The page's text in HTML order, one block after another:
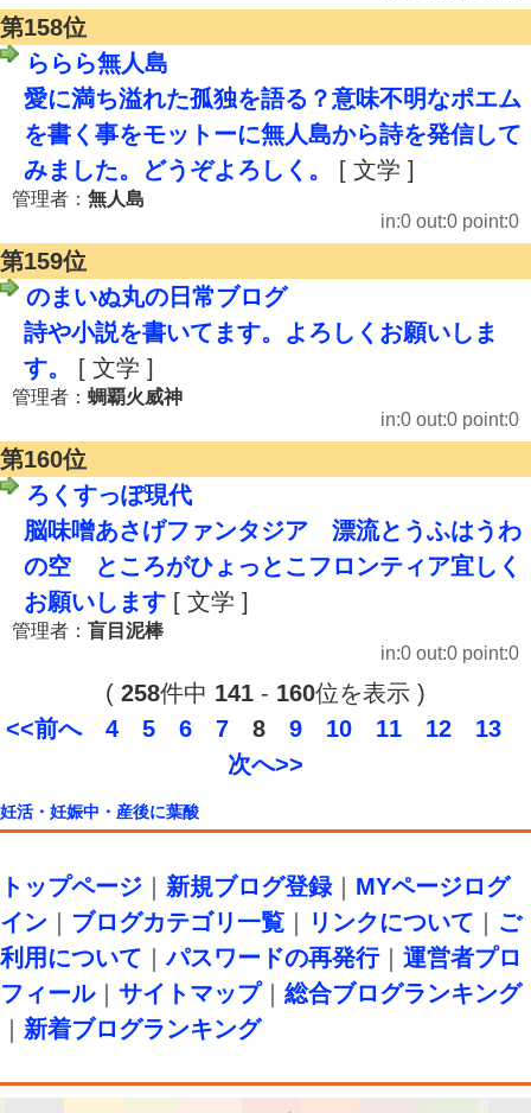
第158位
ららら無人島
愛に満ち溢れた孤独を語る？意味不明なポエム
を書く事をモットーに無人島から詩を発信して
みました。どうぞよろしく。
[ 文学 ]
管理者： 無人島
in:0 out:0 point:0
第159位
のまいぬ丸の日常ブログ
詩や小説を書いてます。よろしくお願いしま
す。
[ 文学 ]
管理者： 蜩覇火威神
in:0 out:0 point:0
第160位
ろくすっぽ現代
脳味噌あさげファンタジア 漂流とうふはうわ
の空 ところがひょっとこフロンティア宜しく
お願いします [ 文学 ]
管理者： 盲目泥棒
in:0 out:0 point:0
( 258件中 141 - 160位を表示 )
<<前へ
4 5 6 7 8 9 10 11 12
13
次へ>>
妊活・妊娠中・産後に葉酸
トップページ 新規ブログ登録｜ MYページログ
イン
ブログカテゴリ一覧 リンクについて
ご
利用について ｜パスワードの再発行｜ 運営者プロ
フィール｜ サイトマップ｜ 総合ブログランキング
新着ブログランキング